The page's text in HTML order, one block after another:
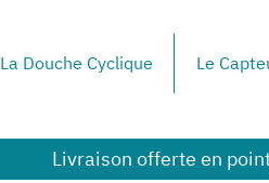
La Douche Cyclique Le
Livraison offerte en